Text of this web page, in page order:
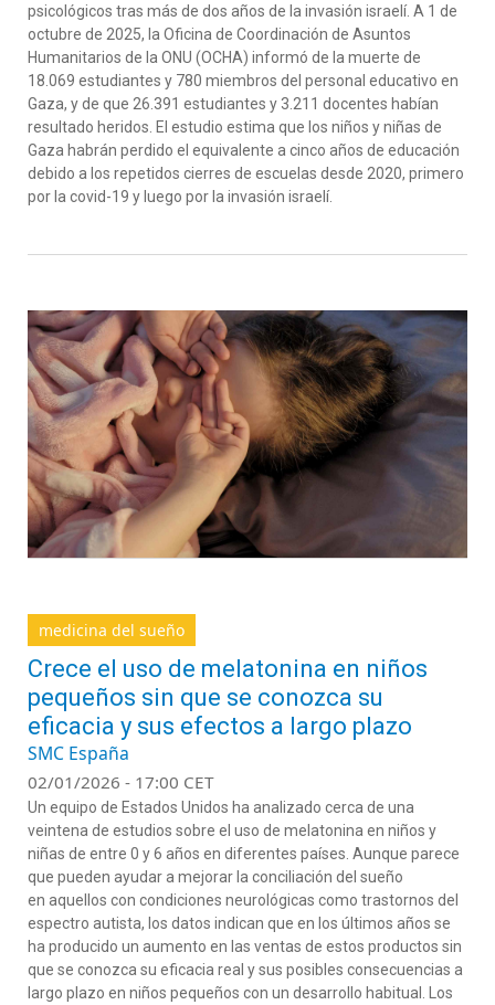
psicológicos tras más de dos años de la invasión israelí. A 1 de
octubre de 2025, la Oficina de Coordinación de Asuntos
Humanitarios de la ONU (OCHA) informó de la muerte de
18.069 estudiantes y 780 miembros del personal educativo en
Gaza, y de que 26.391 estudiantes y 3.211 docentes habían
resultado heridos. El estudio estima que los niños y niñas de
Gaza habrán perdido el equivalente a cinco años de educación
debido a los repetidos cierres de escuelas desde 2020, primero
por la covid-19 y luego por la invasión israelí.
medicina del sueño
Crece el uso de melatonina en niños
pequeños sin que se conozca su
eficacia y sus efectos a largo plazo
SMC España
02/01/2026 - 17:00 CET
Un equipo de Estados Unidos ha analizado cerca de una
veintena de estudios sobre el uso de melatonina en niños y
niñas de entre 0 y 6 años en diferentes países. Aunque parece
que pueden ayudar a mejorar la conciliación del sueño
en aquellos con condiciones neurológicas como trastornos del
espectro autista, los datos indican que en los últimos años se
ha producido un aumento en las ventas de estos productos sin
que se conozca su eficacia real y sus posibles consecuencias a
largo plazo en niños pequeños con un desarrollo habitual. Los